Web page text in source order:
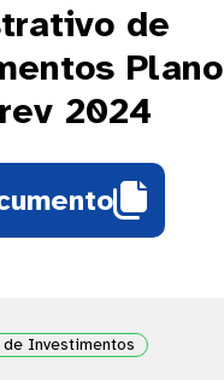
de
Plano
2024

Investimentos